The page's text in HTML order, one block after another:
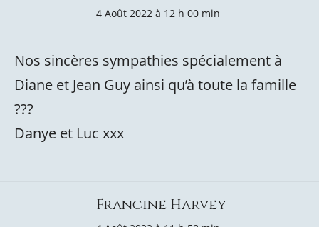
4 Août 2022 à 12 h 00 min
Nos sincères sympathies spécialement à
Diane et Jean Guy ainsi qu’à toute la famille
???
Danye et Luc xxx
Francine Harvey